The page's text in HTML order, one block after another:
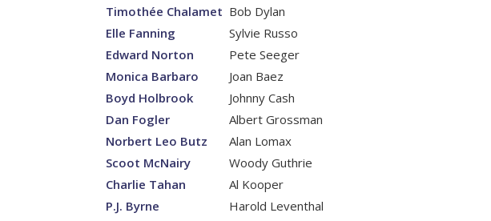
Timothée Chalamet Bob Dylan
Elle Fanning
Sylvie Russo
Edward Norton
Pete Seeger
Monica Barbaro
Joan Baez
Boyd Holbrook
Johnny Cash
Dan Fogler
Albert Grossman
Norbert Leo Butz
Alan Lomax
Scoot McNairy
Woody Guthrie
Charlie Tahan
Al Kooper
P.J. Byrne
Harold Leventhal